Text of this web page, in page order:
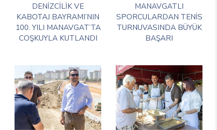
DENİZCİLİK VE
KABOTAJ BAYRAMI’NIN
100. YILI MANAVGAT’TA
COŞKUYLA KUTLANDI
MANAVGATLI
SPORCULARDAN TENİS
TURNUVASINDA BÜYÜK
BAŞARI